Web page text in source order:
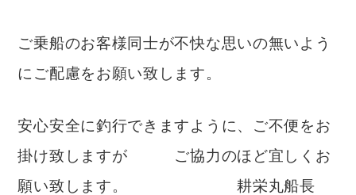
ご乗船のお客様同士が不快な思いの無いよう
にご配慮をお願い致します。
安心安全に釣行できますように、ご不便をお
掛け致しますが ご協力のほど宜しくお
願い致します。 耕栄丸船長